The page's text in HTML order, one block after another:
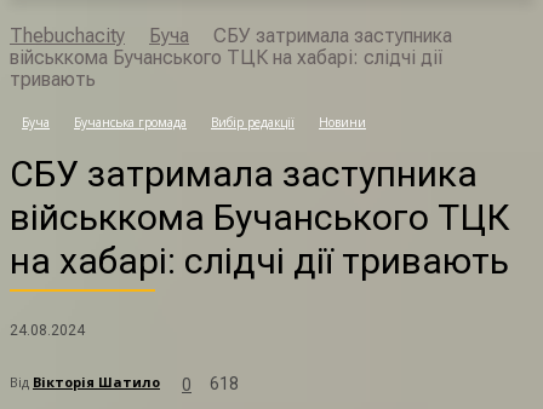
Thebuchacity Буча
СБУ затримала заступника
військкома Бучанського ТЦК на хабарі: слідчі дії
тривають
Буча Бучанська громада Вибір редакції Новини
СБУ затримала заступника
військкома Бучанського ТЦК
на хабарі: слідчі дії тривають
24.08.2024
Від Вікторія Шатило 0 618